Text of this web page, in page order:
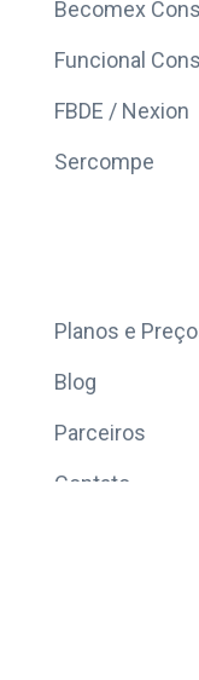
Becomex
Funcional
FBDE / Nexion
Sercompe
Planos e
Blog
Parceiros
Contato